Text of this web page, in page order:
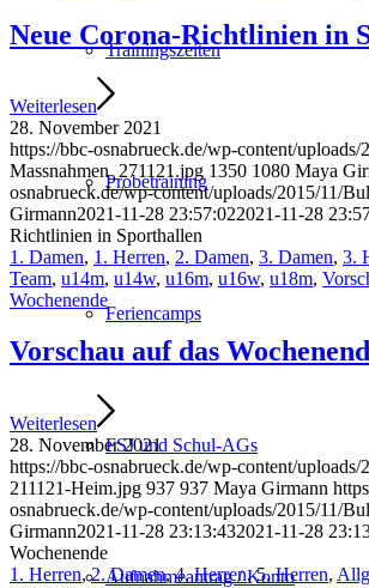
Trainingszeiten
Probetraining
Feriencamps
FSJ und Schul-AGs
Aufnahmeantrag / Konto
Neue Corona-Richtlinien in
Weiterlesen
28. November 2021
https://bbc-osnabrueck.de/wp-content/uploads/
Massnahmen_271121.jpg 1350 1080 Maya
osnabrueck.de/wp-content/uploads/2015/11/
Girmann2021-11-28 23:57:022021-11-28
Richtlinien in Sporthallen
1. Damen, 1. Herren, 2. Damen, 3. Damen, 3.
Team, u14m, u14w, u16m, u16w, u18m,
Wochenende
Vorschau auf das
Weiterlesen
28. November 2021
https://bbc-osnabrueck.de/wp-content/uploads/
211121-Heim.jpg 937 937 Maya Girmann
osnabrueck.de/wp-content/uploads/2015/11/
Girmann2021-11-28 23:13:432021-11-28
Wochenende
1. Herren,2. Damen,4. Herren,5. Herren,